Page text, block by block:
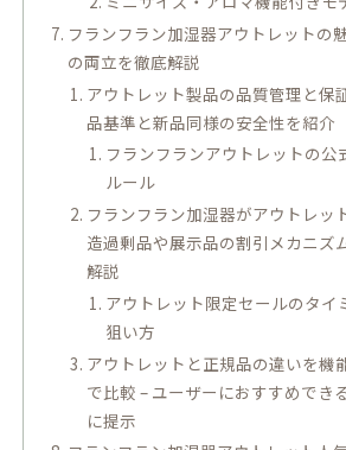
フランフラン加湿器アウトレットの
の両立を徹底解説
アウトレット製品の品質管理と保
品基準と新品同様の安全性を紹介
フランフランアウトレットの公
ルール
フランフラン加湿器がアウトレッ
造過剰品や展示品の割引メカニズ
解説
アウトレット限定セールのタイ
狙い方
アウトレットと正規品の違いを機
で比較 – ユーザーにおすすめでき
に提示